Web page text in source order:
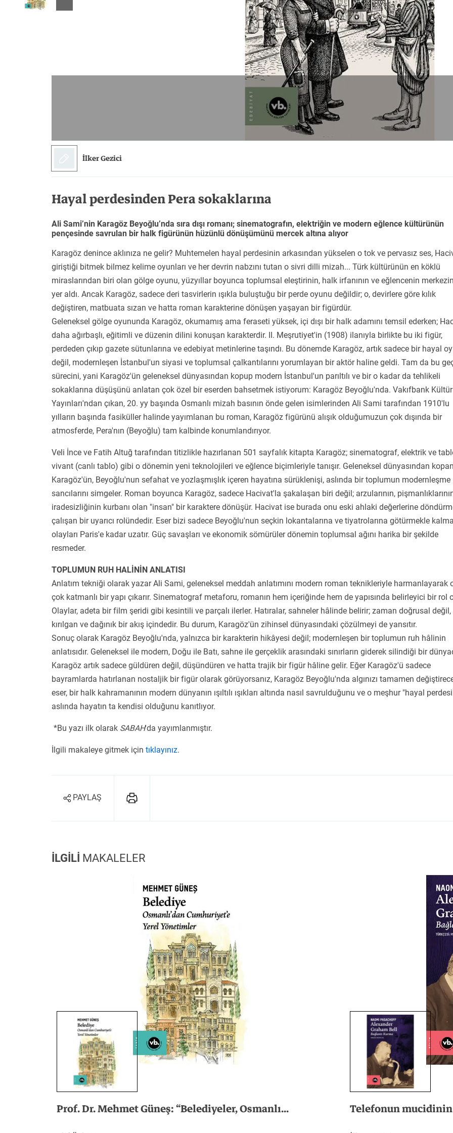
Sanat
Tarih
Tarih
Tarih
İlker Gezici
Hayal perdesinden Pera sokaklarına
Ali Sami’nin Karagöz Beyoğlu’nda sıra dışı romanı; sinematografın, elektriğin ve modern eğlence kültürünün
pençesinde savrulan bir halk figürünün hüzünlü dönüşümünü mercek altına alıyor
Karagöz denince aklınıza ne gelir? Muhtemelen hayal perdesinin arkasından yükselen o tok ve pervasız ses,
giriştiği bitmek bilmez kelime oyunları ve her devrin nabzını tutan o sivri dilli mizah... Türk kültürünün en köklü
miraslarından biri olan gölge oyunu, yüzyıllar boyunca toplumsal eleştirinin, halk irfanının ve eğlencenin
yer aldı. Ancak Karagöz, sadece deri tasvirlerin ışıkla buluştuğu bir perde oyunu değildir; o, devirlere göre kılık
değiştiren, matbuata sızan ve hatta roman karakterine dönüşen yaşayan bir figürdür.
Geleneksel gölge oyununda Karagöz, okumamış ama feraseti yüksek, içi dışı bir halk adamını temsil ederken;
daha ağırbaşlı, eğitimli ve düzenin dilini konuşan karakterdir. II. Meşrutiyet'in (1908) ilanıyla birlikte bu iki figür,
perdeden çıkıp gazete sütunlarına ve edebiyat metinlerine taşındı. Bu dönemde Karagöz, artık sadece bir hayal
değil, modernleşen İstanbul'un siyasi ve toplumsal çalkantılarını yorumlayan bir aktör haline geldi. Tam da bu
sürecini, yani Karagöz'ün geleneksel dünyasından kopup modern İstanbul'un parıltılı ve bir o kadar da tehlikeli
sokaklarına düşüşünü anlatan çok özel bir eserden bahsetmek istiyorum: Karagöz Beyoğlu'nda. Vakıfbank Kültür
Yayınları'ndan çıkan, 20. yy başında Osmanlı mizah basının önde gelen isimlerinden Ali Sami tarafından 1910'lu
yılların başında fasiküller halinde yayımlanan bu roman, Karagöz figürünü alışık olduğumuzun çok dışında bir
atmosferde, Pera'nın (Beyoğlu) tam kalbinde konumlandırıyor.
Veli İnce ve Fatih Altuğ tarafından titizlikle hazırlanan 501 sayfalık kitapta Karagöz; sinematograf, elektrik ve
vivant (canlı tablo) gibi o dönemin yeni teknolojileri ve eğlence biçimleriyle tanışır. Geleneksel dünyasından
Karagöz'ün, Beyoğlu'nun sefahat ve yozlaşmışlık içeren hayatına sürüklenişi, aslında bir toplumun modernleşme
sancılarını simgeler. Roman boyunca Karagöz, sadece Hacivat'la şakalaşan biri değil; arzularının,
iradesizliğinin kurbanı olan "insan" bir karaktere dönüşür. Hacivat ise burada onu eski ahlaki değerlerine
çalışan bir uyarıcı rolündedir. Eser bizi sadece Beyoğlu'nun seçkin lokantalarına ve tiyatrolarına götürmekle
olayları Paris'e kadar uzatır. Güç savaşları ve ekonomik sömürüler dönemin toplumsal ağını harika bir şekilde
resmeder.
TOPLUMUN RUH HALİNİN ANLATISI
Anlatım tekniği olarak yazar Ali Sami, geleneksel meddah anlatımını modern roman teknikleriyle harmanlayarak
çok katmanlı bir yapı çıkarır. Sinematograf metaforu, romanın hem içeriğinde hem de yapısında belirleyici bir rol
Olaylar, adeta bir film şeridi gibi kesintili ve parçalı ilerler. Hatıralar, sahneler hâlinde belirir; zaman doğrusal değil,
kırılgan ve dağınık bir akış içindedir. Bu durum, Karagöz'ün zihinsel dünyasındaki çözülmeyi de yansıtır.
Sonuç olarak Karagöz Beyoğlu'nda, yalnızca bir karakterin hikâyesi değil; modernleşen bir toplumun ruh hâlinin
anlatısıdır. Geleneksel ile modern, Doğu ile Batı, sahne ile gerçeklik arasındaki sınırların giderek silindiği bir
Karagöz artık sadece güldüren değil, düşündüren ve hatta trajik bir figür hâline gelir. Eğer Karagöz'ü sadece
bayramlarda hatırlanan nostaljik bir figür olarak görüyorsanız, Karagöz Beyoğlu'nda algınızı tamamen
eser, bir halk kahramanının modern dünyanın ışıltılı ışıkları altında nasıl savrulduğunu ve o meşhur "hayal
aslında hayatın ta kendisi olduğunu kanıtlıyor.
*Bu yazı ilk olarak SABAH'da yayımlanmıştır.
İlgili makaleye gitmek için tıklayınız.
PAYLAŞ
İLGİLİ MAKALELER
Prof.Dr.MehmetGüneş:“Belediyeler,Osmanlı... Telefonunmucidinin